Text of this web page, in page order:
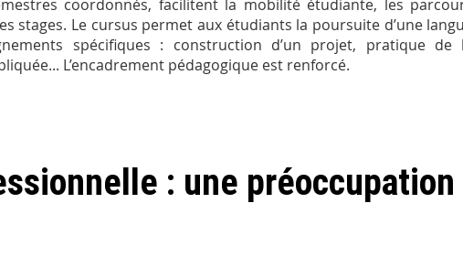
coordonnés, facilitent la mobilité étudiante, les
stages. Le cursus permet aux étudiants la poursuite d’une
spécifiques : construction d’un projet, pratique de
L’encadrement pédagogique est renforcé.
: une préoccupation